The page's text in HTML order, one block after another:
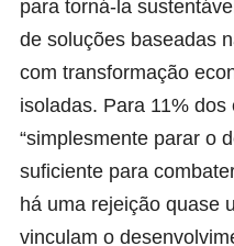
para torná-la
de soluções baseadas
com transformação
isoladas. Para 11% dos
“simplesmente parar o
suficiente para
há uma rejeição quase
vinculam o